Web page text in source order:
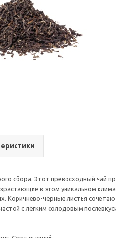
сбора. Этот превосходный чай
в этом уникальном
Коричнево-чёрные листья
с лёгким солодовым